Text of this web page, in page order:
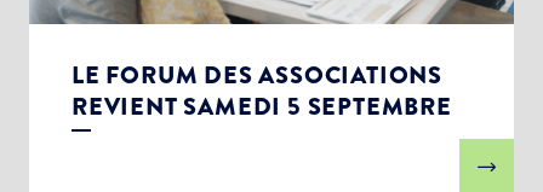
LE FORUM DES ASSOCIATIONS
REVIENT SAMEDI 5 SEPTEMBRE